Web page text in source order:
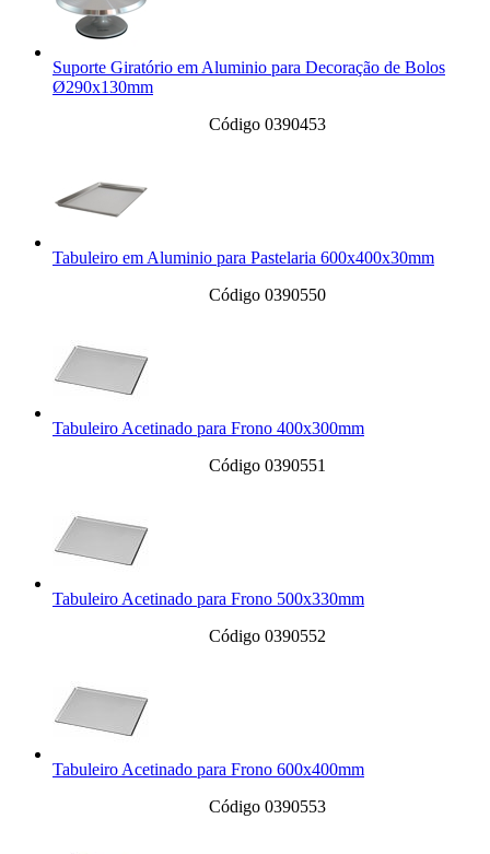
Suporte Giratório em Aluminio para Decoração de Bolos
Ø290x130mm
Código 0390453
Tabuleiro em Aluminio para Pastelaria 600x400x30mm
Código 0390550
Tabuleiro Acetinado para Frono 400x300mm
Código 0390551
Tabuleiro Acetinado para Frono 500x330mm
Código 0390552
Tabuleiro Acetinado para Frono 600x400mm
Código 0390553